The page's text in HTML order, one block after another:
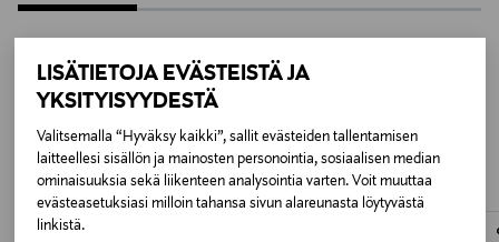
LISÄTIETOJA EVÄSTEISTÄ JA
YKSITYISYYDESTÄ
Valitsemalla “Hyväksy kaikki”, sallit evästeiden tallentamisen
laitteellesi sisällön ja mainosten personointia, sosiaalisen median
ominaisuuksia sekä liikenteen analysointia varten. Voit muuttaa
evästeasetuksiasi milloin tahansa sivun alareunasta löytyvästä
linkistä.
Valmistusmaa
Valmistajan tuotenumero
1063328
Valmistaja
Fiskars Oyj
LISÄÄ KIINNOSTAVIA
TUOTTEITA
ONLINE EXCLUSIVE